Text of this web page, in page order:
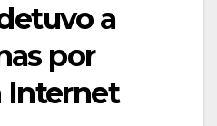
a
por
Internet